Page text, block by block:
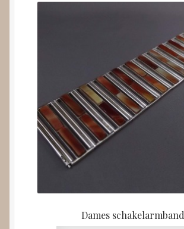
Dames schakelarmband